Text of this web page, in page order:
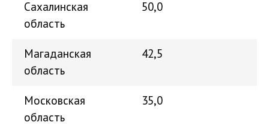
Сахалинская
область
50,0
Магаданская
область
42,5
Московская
область
35,0